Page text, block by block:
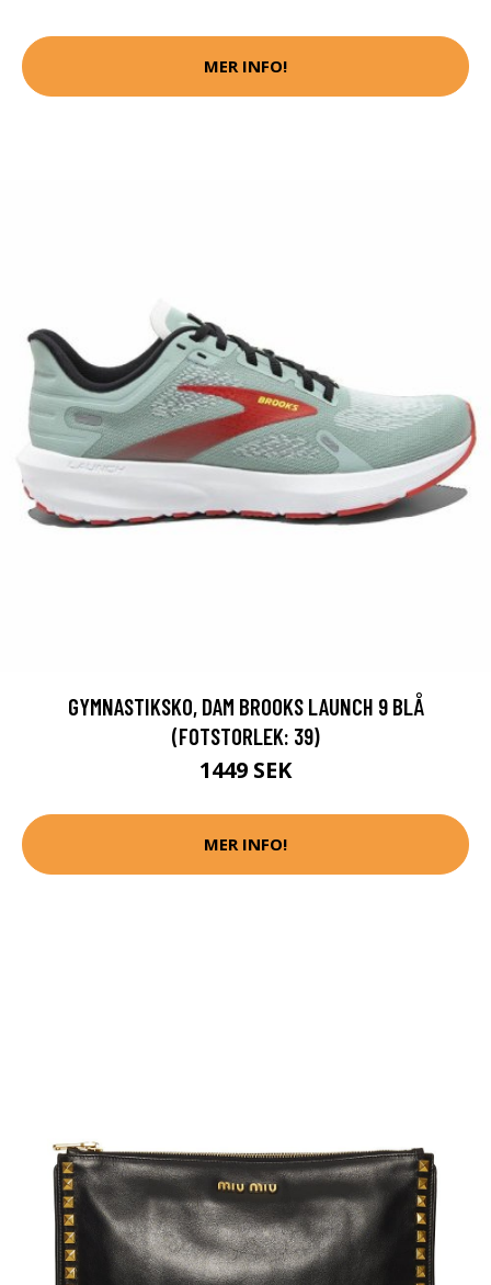
MER INFO!
GYMNASTIKSKO, DAM BROOKS LAUNCH 9 BLÅ
(FOTSTORLEK: 39)
1449 SEK
MER INFO!